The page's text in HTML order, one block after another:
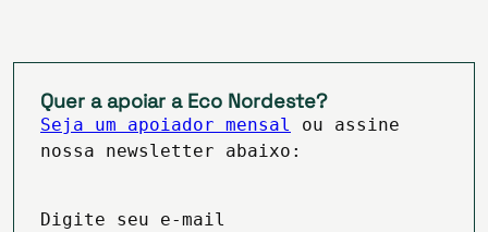
Quer a apoiar a Eco Nordeste?
Seja um apoiador mensal
ou assine
nossa newsletter abaixo:
Digite seu e-mail